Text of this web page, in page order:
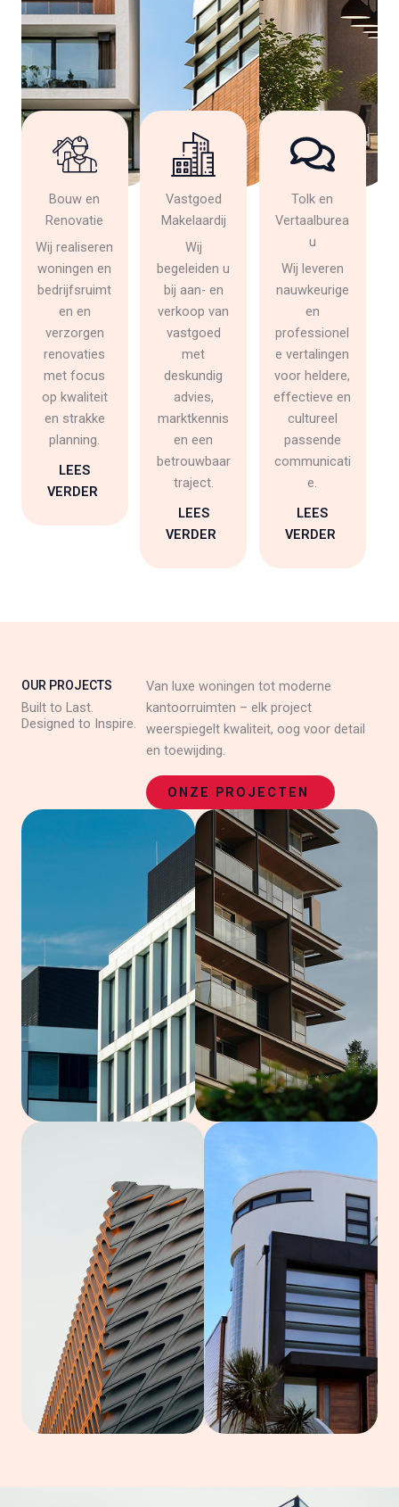
Bouw en
Renovatie
Wij realiseren
woningen en
bedrijfsruimt
en en
verzorgen
renovaties
met focus
op kwaliteit
en strakke
planning.
LEES
VERDER
Vastgoed
Makelaardij
Wij
begeleiden u
bij aan- en
verkoop van
vastgoed
met
deskundig
advies,
marktkennis
en een
betrouwbaar
traject.
LEES
VERDER
Tolk en
Vertaalburea
u
Wij leveren
nauwkeurige
en
professionel
e vertalingen
voor heldere,
effectieve en
cultureel
passende
communicati
e.
LEES
VERDER
OUR PROJECTS
Built to Last.
Designed to Inspire.
Van luxe woningen tot moderne
kantoorruimten – elk project
weerspiegelt kwaliteit, oog voor detail
en toewijding.
ONZE PROJECTEN